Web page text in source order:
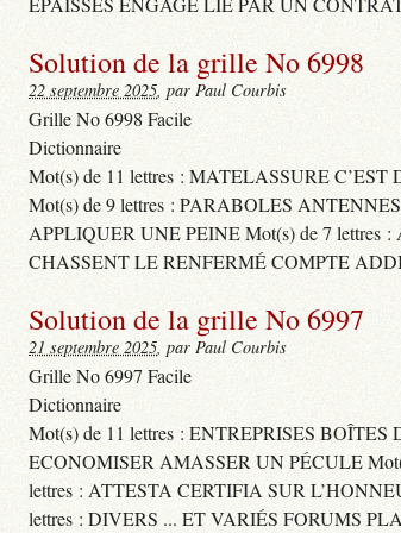
Solution de la grille No 6998
22 septembre 2025, par Paul Courbis
Grille No 6998 Facile
Dictionnaire
Mot(s) de 11 lettres : MATELASSURE
Mot(s) de 9 lettres : PARABOLES
APPLIQUER UNE PEINE Mot(s) de 7 lettres
CHASSENT LE RENFERMÉ COMPTE
Solution de la grille No 6997
21 septembre 2025, par Paul Courbis
Grille No 6997 Facile
Dictionnaire
Mot(s) de 11 lettres : ENTREPRISES
ECONOMISER AMASSER UN PÉCULE
lettres : ATTESTA CERTIFIA SUR
lettres : DIVERS ... ET VARIÉS FORUMS